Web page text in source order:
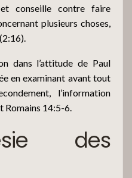
conseille contre faire
plusieurs choses,
dans l’attitude de Paul
en examinant avant tout
l’information
Romains 14:5-6.
des